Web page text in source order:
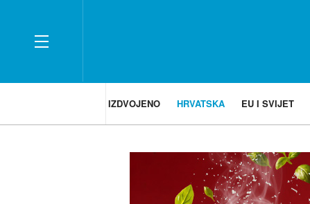
IZDVOJENO HRVATSKA EU I SVIJET